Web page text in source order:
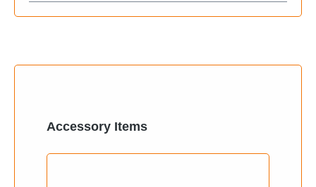
Produktgalerie überspringen
Accessory Items